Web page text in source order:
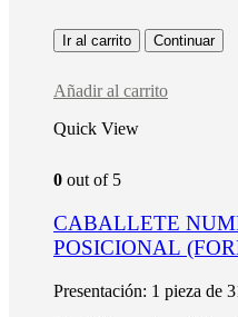
Ir al carrito Continuar
Añadir al carrito
Quick View
0 out of 5
CABALLETE
POSICIONAL
Presentación: 1 pieza de